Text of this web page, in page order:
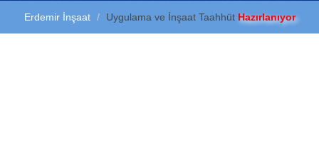
Erdemir İnşaat Uygulama ve İnşaat Taahhüt Hazırlanıyor